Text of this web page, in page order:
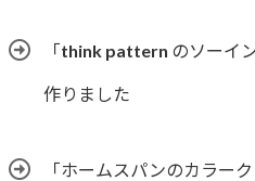
「think pattern のソーイ
作りました
「ホームスパンのカラー